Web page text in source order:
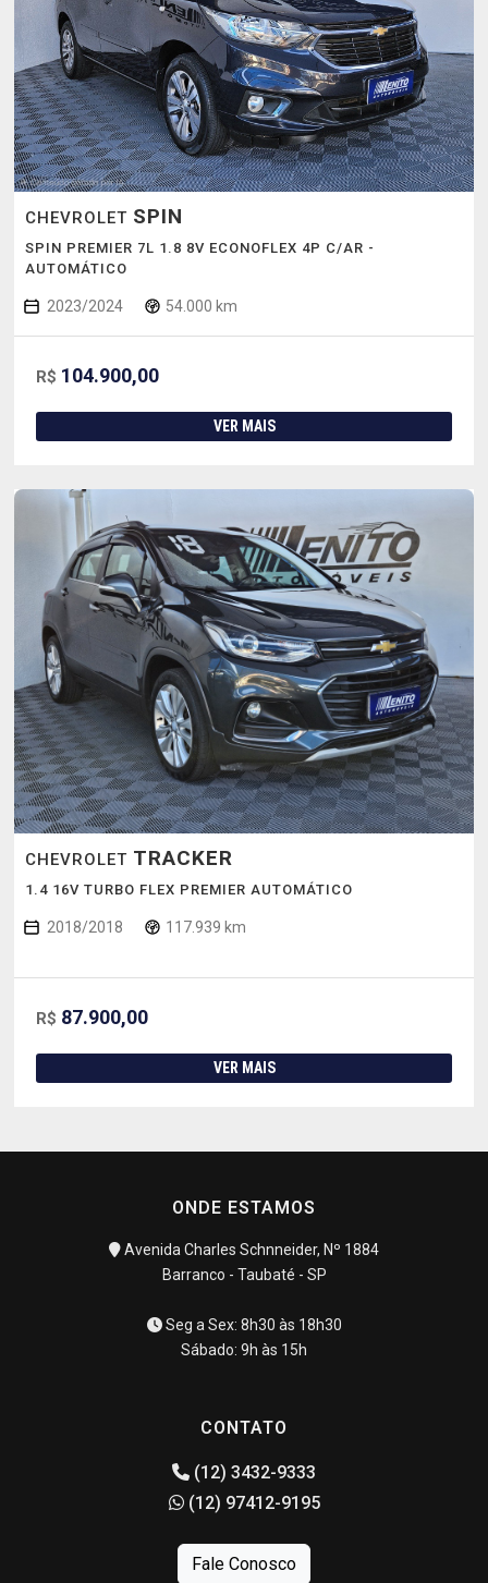
CHEVROLET SPIN
SPIN PREMIER 7L 1.8 8V ECONOFLEX 4P C/AR -
AUTOMÁTICO
2023/2024 54.000 km
R$ 104.900,00
VER MAIS
CHEVROLET TRACKER
1.4 16V TURBO FLEX PREMIER AUTOMÁTICO
2018/2018 117.939 km
R$ 87.900,00
VER MAIS
ONDE ESTAMOS
Avenida Charles Schnneider, Nº 1884
Barranco - Taubaté - SP
Seg a Sex: 8h30 às 18h30
Sábado: 9h às 15h
CONTATO
(12) 3432-9333
(12) 97412-9195
Fale Conosco